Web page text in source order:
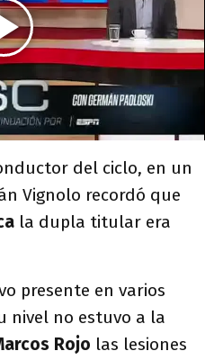
del ciclo, en un
Vignolo recordó que
la dupla titular era
presente en varios
nivel no estuvo a la
Rojo las lesiones